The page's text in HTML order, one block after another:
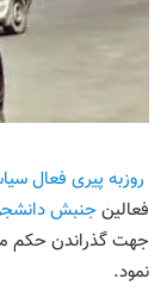
روزبه پیری فعال
فعالینجنبش
جهت گذراندن حکم
نمود.